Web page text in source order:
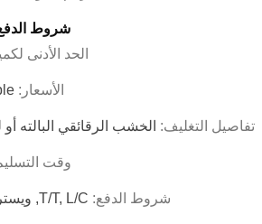
شروط
الحد الأدنى
الأسعار:
تفاصيل التغليف: الخشب الرقائقي البالته
وقت
شروط الدفع: T/T, L/C, ويسترن يونيون